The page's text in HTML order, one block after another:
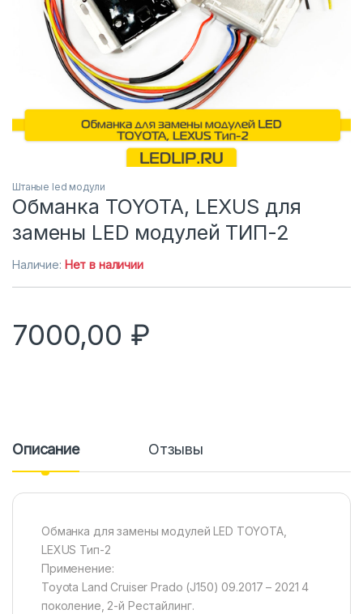
Штаные led модули
Обманка TOYOTA, LEXUS для
замены LED модулей ТИП-2
Наличие: Нет в наличии
7000,00 ₽
Описание Отзывы
Обманка для замены модулей LED TOYOTA,
LEXUS Тип-2
Применение:
Toyota Land Cruiser Prado (J150) 09.2017 – 2021 4
поколение, 2-й Рестайлинг.